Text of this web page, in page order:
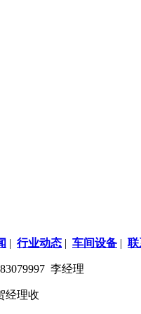
| 行业动态 | 车间设备 | 联
李经理
经理收